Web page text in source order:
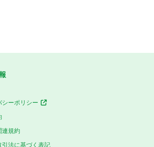
シーポリシー
連規約
引法に基づく表記